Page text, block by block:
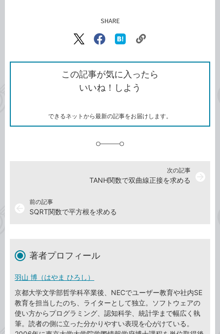
SHARE
X（旧
で
シ
ェ
ア
Facebook
シ
ェ
ア
な
ッ
ク
ク
ク
を
コ
この記事が気に入ったら
いいね！しよう
できるネットから最新の記事をお届けします。
前の記事
SQRT関数で平方根を求める
次の記事
TANH関数で双曲線正接を求める
著者プロフィール
羽山 博（はやま ひろし）
京都大学文学部哲学科卒業後、NECでユーザー教育や社内SE
教育を担当したのち、ライターとして独立。ソフトウェアの
使い方からプログラミング、認知科学、統計学まで幅広く執
筆。読者の側に立った分かりやすい表現を心がけている。